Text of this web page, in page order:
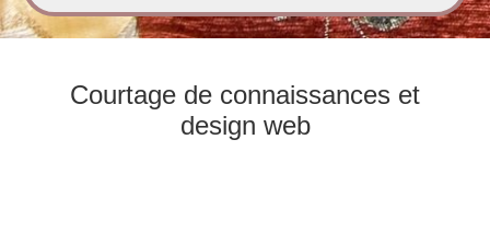
Courtage de connaissances et
design web